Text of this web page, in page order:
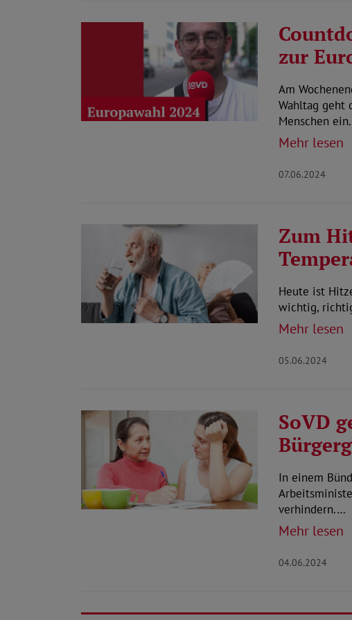
zur
Am
Wahltag geht
Menschen ein.
Mehr lesen
07.06.2024
Zum
Heute ist
wichtig,
Mehr lesen
05.06.2024
SoVD
In einem
verhindern.…
Mehr lesen
04.06.2024